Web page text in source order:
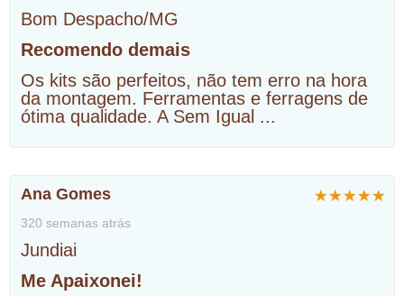
Bom Despacho/MG
Recomendo demais
Os kits são perfeitos, não tem erro na hora
da montagem. Ferramentas e ferragens de
ótima qualidade. A Sem Igual ...
Ana Gomes
320 semanas atrás
Jundiai
Me Apaixonei!